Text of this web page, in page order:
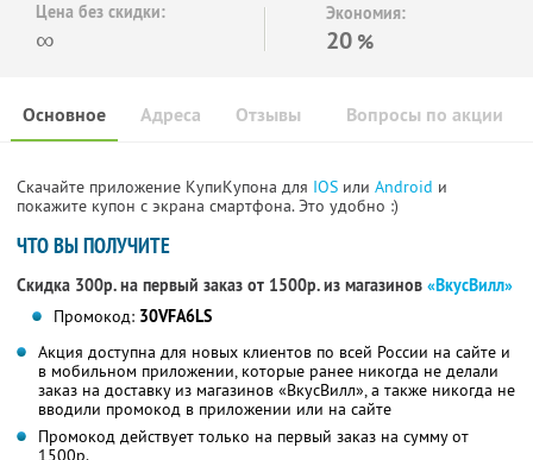
Цена без скидки:
∞
Экономия:
20 %
Основное Отзывы Вопросы по акции
Адреса
Скачайте приложение КупиКупона для IOS или Android и
покажите купон с экрана смартфона. Это удобно :)
ЧТО ВЫ ПОЛУЧИТЕ
Скидка 300р. на первый заказ от 1500р. из магазинов «ВкусВилл»
Промокод: 30VFA6LS
Акция доступна для новых клиентов по всей России на сайте и
в мобильном приложении, которые ранее никогда не делали
заказ на доставку из магазинов «ВкусВилл», а также никогда не
вводили промокод в приложении или на сайте
Промокод действует только на первый заказ на сумму от
1500р.